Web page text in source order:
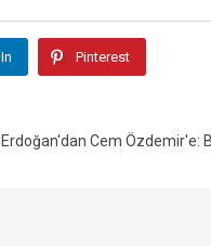
Pinterest
Erdoğan'dan Cem Özdemir'e: